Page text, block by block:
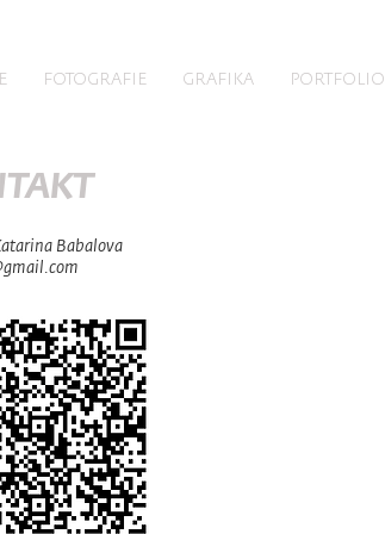
FOTOGRAFIE GRAFIKA PORTFOLIO
Babalova